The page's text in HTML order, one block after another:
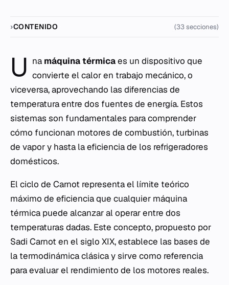
CONTENIDO (33 secciones)
U na máquina térmicaes un dispositivo que
convierte el calor en trabajo mecánico, o
viceversa, aprovechando las diferencias de
temperatura entre dos fuentes de energía. Estos
sistemas son fundamentales para comprender
cómo funcionan motores de combustión, turbinas
de vapor y hasta la eficiencia de los refrigeradores
domésticos.
El ciclo de Carnot representa el límite teórico
máximo de eficiencia que cualquier máquina
térmica puede alcanzar al operar entre dos
temperaturas dadas. Este concepto, propuesto por
Sadi Carnot en el siglo XIX, establece las bases de
la termodinámica clásica y sirve como referencia
para evaluar el rendimiento de los motores reales.